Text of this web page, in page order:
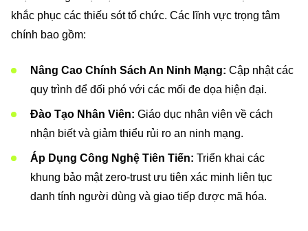
khắc phục các thiếu sót tổ chức. Các lĩnh vực trọng tâm
chính bao gồm:
Nâng Cao Chính Sách An Ninh Mạng: Cập nhật các
quy trình để đối phó với các mối đe dọa hiện đại.
Đào Tạo Nhân Viên: Giáo dục nhân viên về cách
nhận biết và giảm thiểu rủi ro an ninh mạng.
Áp Dụng Công Nghệ Tiên Tiến: Triển khai các
khung bảo mật zero-trust ưu tiên xác minh liên tục
danh tính người dùng và giao tiếp được mã hóa.